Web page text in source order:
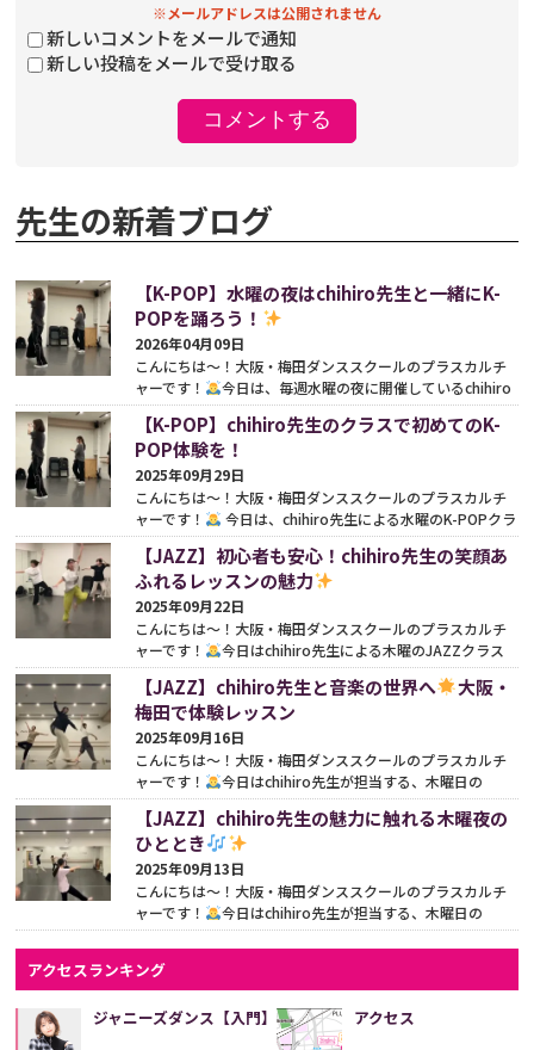
※メールアドレスは公開されません
新しいコメントをメールで通知
新しい投稿をメールで受け取る
先生の新着ブログ
【K-POP】水曜の夜はchihiro先生と一緒にK-
POPを踊ろう！
2026年04月09日
こんにちは〜！大阪・梅田ダンススクールのプラスカルチ
ャーです！
今日は、毎週水曜の夜に開催しているchihiro
先生のK-POPクラスをご紹介します♪かっこいい振り付...
続きをみる
【K-POP】chihiro先生のクラスで初めてのK-
POP体験を！
2025年09月29日
こんにちは〜！大阪・梅田ダンススクールのプラスカルチ
ャーです！
今日は、chihiro先生による水曜のK-POPクラ
スをご紹介します♪このクラスは入門クラスなので、初...続
きをみる
【JAZZ】初心者も安心！chihiro先生の笑顔あ
ふれるレッスンの魅力
2025年09月22日
こんにちは〜！大阪・梅田ダンススクールのプラスカルチ
ャーです！
今日はchihiro先生による木曜のJAZZクラス
をご紹介しますね♪JAZZって聞くと、どんなイメージを
お...続きをみる
【JAZZ】chihiro先生と音楽の世界へ
大阪・
梅田で体験レッスン
2025年09月16日
こんにちは〜！大阪・梅田ダンススクールのプラスカルチ
ャーです！
今日はchihiro先生が担当する、木曜日の
JAZZクラスのご紹介です♪JAZZといえば、心躍るリズム
と自...続きをみる
【JAZZ】chihiro先生の魅力に触れる木曜夜の
ひととき
2025年09月13日
こんにちは〜！大阪・梅田ダンススクールのプラスカルチ
ャーです！
今日はchihiro先生が担当する、木曜日の
JAZZクラスのご紹介です♪夜8時半から始まるこのクラス
は...続きをみる
アクセスランキング
ジャニーズダンス【入門】 アクセス